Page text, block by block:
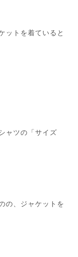
ットを着ていると
ャツの「サイズ
の、ジャケットを